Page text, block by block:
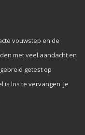
vouwstep en de
met veel aandacht en
getest op
is los te vervangen. Je